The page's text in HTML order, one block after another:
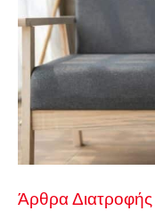
Άρθρα Διατροφής